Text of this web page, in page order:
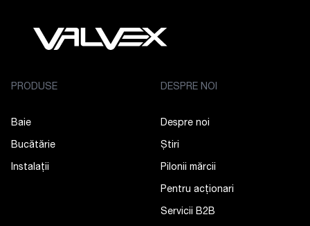
PRODUSE
Baie
Bucătărie
Instalații
DESPRE NOI
Despre noi
Știri
Pilonii mărcii
Pentru acționari
Servicii B2B